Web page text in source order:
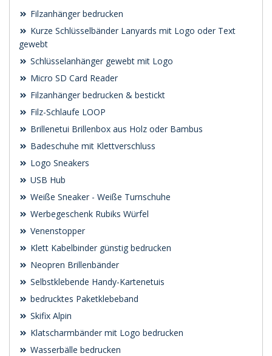
Filzanhänger bedrucken
Kurze Schlüsselbänder Lanyards mit Logo oder Text
gewebt
Schlüsselanhänger gewebt mit Logo
Micro SD Card Reader
Filzanhänger bedrucken & bestickt
Filz-Schlaufe LOOP
Brillenetui Brillenbox aus Holz oder Bambus
Badeschuhe mit Klettverschluss
Logo Sneakers
USB Hub
Weiße Sneaker - Weiße Turnschuhe
Werbegeschenk Rubiks Würfel
Venenstopper
Klett Kabelbinder günstig bedrucken
Neopren Brillenbänder
Selbstklebende Handy-Kartenetuis
bedrucktes Paketklebeband
Skifix Alpin
Klatscharmbänder mit Logo bedrucken
Wasserbälle bedrucken